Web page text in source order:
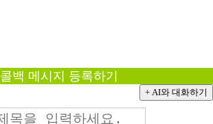
콜백 메시지 등록하기
+ AI와 대화하기